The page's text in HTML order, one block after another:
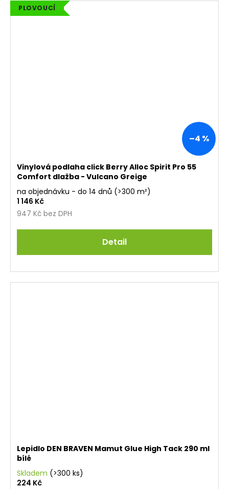
PLOVOUCÍ
–4 %
Vinylová podlaha click Berry Alloc Spirit Pro 55
Comfort dlažba - Vulcano Greige
na objednávku - do 14 dnů (>300 m²)
947 Kč bez DPH
1 146 Kč
Detail
Lepidlo DEN BRAVEN Mamut Glue High Tack 290 ml
bílé
Skladem (>300 ks)
224 Kč